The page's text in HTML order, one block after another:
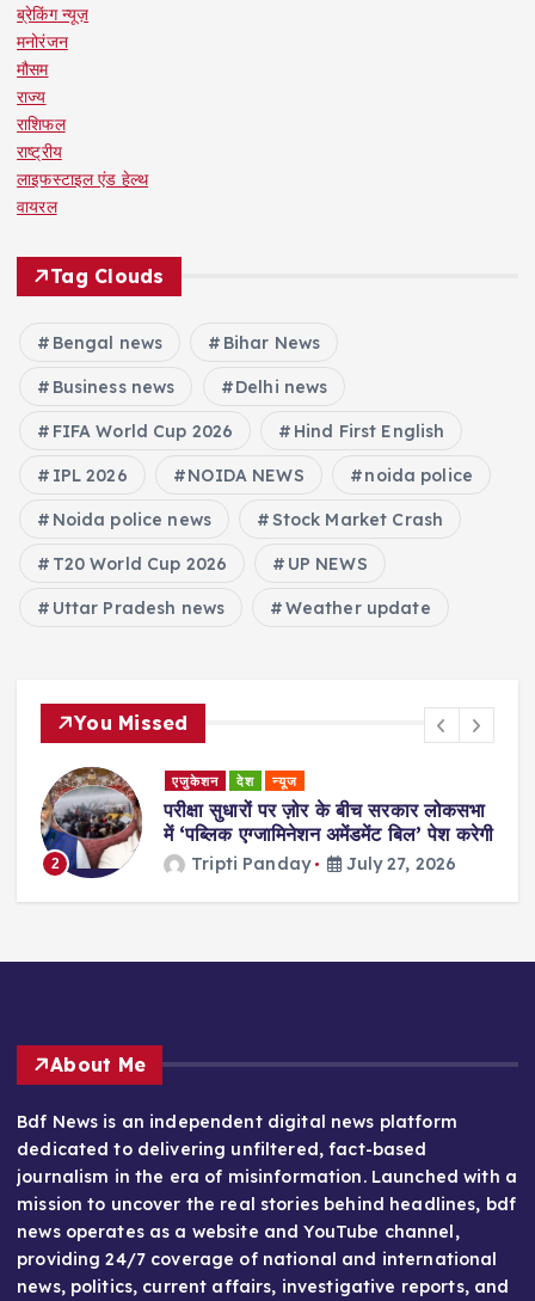
ब्रेकिंग न्यूज़
मनोरंजन
मौसम
राज्य
राशिफल
राष्ट्रीय
लाइफस्टाइल एंड हेल्थ
वायरल
Tag Clouds
Bengal news Bihar News
Business news Delhi news
FIFA World Cup 2026 Hind First English
IPL 2026 NOIDA NEWS noida police
Noida police news Stock Market Crash
T20 World Cup 2026 UP NEWS
Uttar Pradesh news Weather update
You Missed
2
एजुकेशन देश न्यूज
परीक्षा सुधारों पर ज़ोर के बीच सरकार लोकसभा
में ‘पब्लिक एग्जामिनेशन अमेंडमेंट बिल’ पेश करेगी
Tripti Panday July 27, 2026
About Me
Bdf News is an independent digital news platform
dedicated to delivering unfiltered, fact-based
journalism in the era of misinformation. Launched with a
mission to uncover the real stories behind headlines, bdf
news operates as a website and YouTube channel,
providing 24/7 coverage of national and international
news, politics, current affairs, investigative reports, and